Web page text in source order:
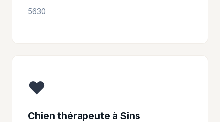
5630
❤️
Chien thérapeute à Sins